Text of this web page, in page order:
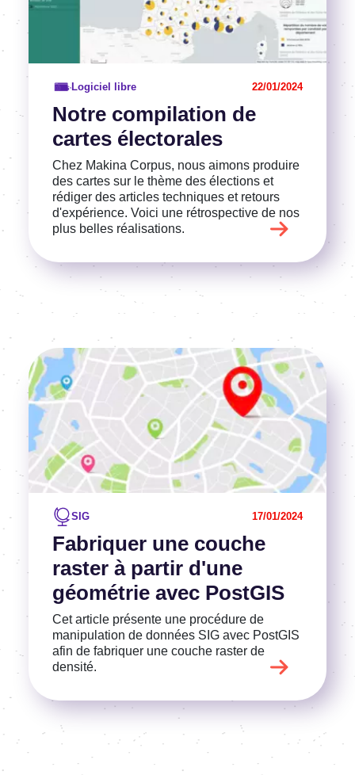
Notre compilation de
cartes électorales
Logiciel libre 22/01/2024
Chez Makina Corpus, nous aimons produire
des cartes sur le thème des élections et
rédiger des articles techniques et retours
d'expérience. Voici une rétrospective de nos
plus belles réalisations.
Fabriquer une couche
raster à partir d'une
géométrie avec PostGIS
SIG 17/01/2024
Cet article présente une procédure de
manipulation de données SIG avec PostGIS
afin de fabriquer une couche raster de
densité.
Voir l'article
Image